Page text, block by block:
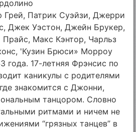
Грей, Патрик Суэйзи, Джерри
Джек Уэстон, Джейн Брукер,
Макс Кэнтор, Чарльз
'Кузин Брюси» Морроу
года. 17-летняя Фрэнсис по
каникулы с родителями
знакомится с Джонни,
танцором. Словно
ритмами и ничем не
“грязных танцев” в